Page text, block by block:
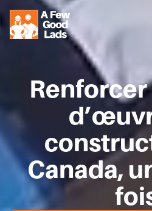
Services
À propos de
Français
Renforcer
Canada,